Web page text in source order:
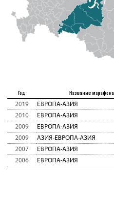
Год Название марафона
2019 ЕВРОПА-АЗИЯ
2010
ЕВРОПА-АЗИЯ
2009
ЕВРОПА-АЗИЯ
2009
АЗИЯ-ЕВРОПА-АЗИЯ
2007
ЕВРОПА-АЗИЯ
2006
ЕВРОПА-АЗИЯ